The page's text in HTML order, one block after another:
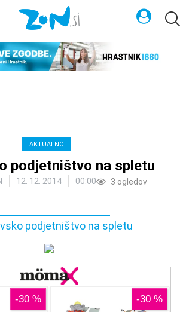
AKTUALNO
podjetništvo na spletu
12. 12. 2014 00:00 3 ogledov